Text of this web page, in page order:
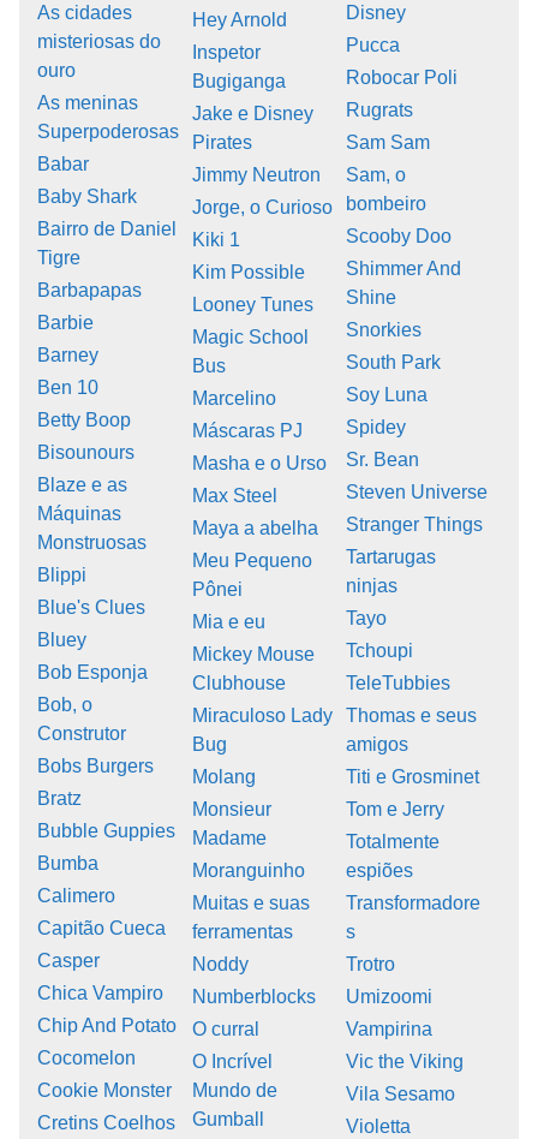
As cidades
misteriosas do
ouro
As meninas
Superpoderosas
Babar
Baby Shark
Bairro de Daniel
Tigre
Barbapapas
Barbie
Barney
Ben 10
Betty Boop
Bisounours
Blaze e as
Máquinas
Monstruosas
Blippi
Blue's Clues
Bluey
Bob Esponja
Bob, o
Construtor
Bobs Burgers
Bratz
Bubble Guppies
Bumba
Calimero
Capitão Cueca
Casper
Chica Vampiro
Chip And Potato
Cocomelon
Cookie Monster
Cretins Coelhos
Hey Arnold
Inspetor
Bugiganga
Jake e Disney
Pirates
Jimmy Neutron
Jorge, o Curioso
Kiki 1
Kim Possible
Looney Tunes
Magic School
Bus
Marcelino
Máscaras PJ
Masha e o Urso
Max Steel
Maya a abelha
Meu Pequeno
Pônei
Mia e eu
Mickey Mouse
Clubhouse
Miraculoso Lady
Bug
Molang
Monsieur
Madame
Moranguinho
Muitas e suas
ferramentas
Noddy
Numberblocks
O curral
O Incrível
Mundo de
Gumball
Disney
Pucca
Robocar Poli
Rugrats
Sam Sam
Sam, o
bombeiro
Scooby Doo
Shimmer And
Shine
Snorkies
South Park
Soy Luna
Spidey
Sr. Bean
Steven Universe
Stranger Things
Tartarugas
ninjas
Tayo
Tchoupi
TeleTubbies
Thomas e seus
amigos
Titi e Grosminet
Tom e Jerry
Totalmente
espiões
Transformadore
s
Trotro
Umizoomi
Vampirina
Vic the Viking
Vila Sesamo
Violetta